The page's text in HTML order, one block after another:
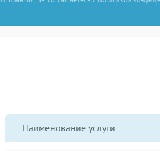
Наименование услуги